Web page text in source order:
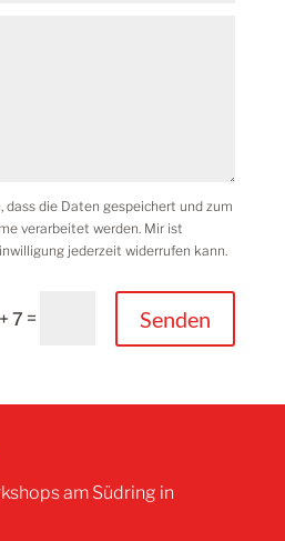
dass die Daten gespeichert und zum
verarbeitet werden. Mir ist
jederzeit widerrufen kann.
7 = Senden
am Südring in